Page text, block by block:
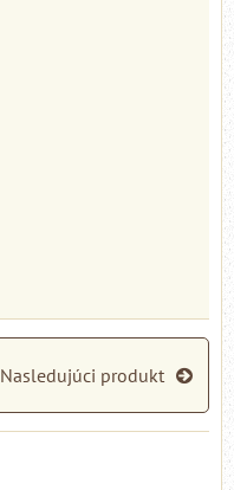
Nasledujúci produkt